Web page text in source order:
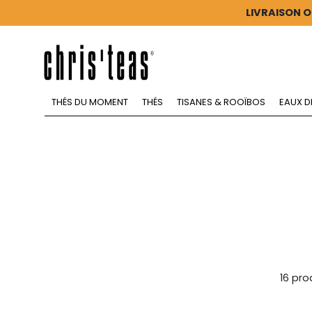
LIVRAISON
THÉS DU MOMENT THÉS TISANES & ROOÏBOS EAUX
16